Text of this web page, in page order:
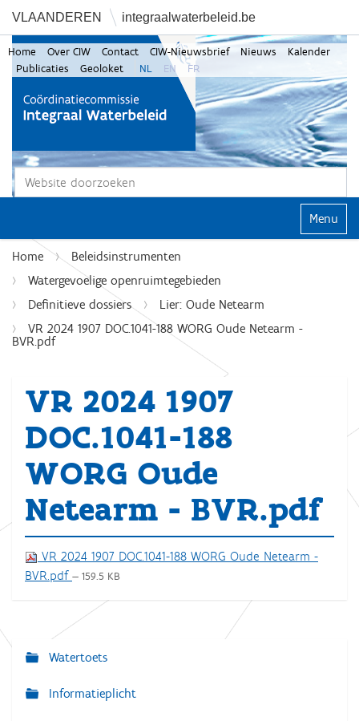
VLAANDEREN integraalwaterbeleid.be
Zoek
Home Over CIW Contact CIW-Nieuwsbrief Nieuws
Kalender
Publicaties
Geoloket NL EN FR
Klap
Home
Beleidsinstrumenten
Watergevoelige openruimtegebieden
Definitieve dossiers
Lier: Oude Netearm
VR 2024 1907 DOC.1041-188 WORG Oude Netearm -
BVR.pdf
VR 2024 1907
DOC.1041-188
WORG Oude
Netearm - BVR.pdf
VR 2024 1907 DOC.1041-188 WORG Oude Netearm -
BVR.pdf — 159.5 KB
N
a
Watertoets
Informatieplicht